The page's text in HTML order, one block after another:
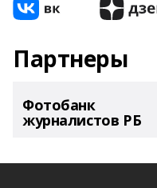
Партнеры
Фотобанк
журналистов РБ